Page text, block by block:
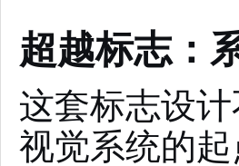
超越标志：
这套标志设
视觉系统的